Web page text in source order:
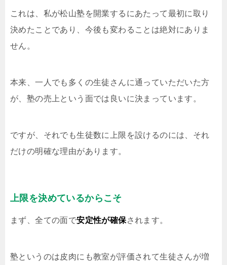
これは、私が松山塾を開業するにあたって最初に取り
決めたことであり、今後も変わることは絶対にありま
せん。
本来、一人でも多くの生徒さんに通っていただいた方
が、塾の売上という面では良いに決まっています。
ですが、それでも生徒数に上限を設けるのには、それ
だけの明確な理由があります。
上限を決めているからこそ
まず、全ての面で安定性が確保されます。
塾というのは皮肉にも教室が評価されて生徒さんが増